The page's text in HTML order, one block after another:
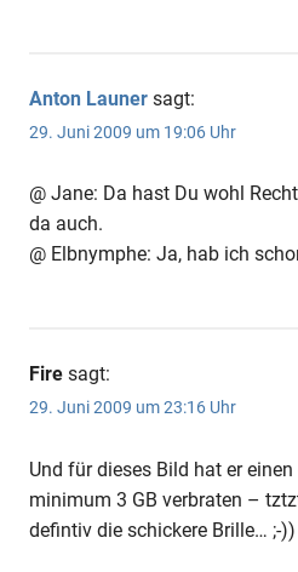
Anton Launer sagt:
29. Juni 2009 um 19:06 Uhr
@ Jane: Da hast Du wohl
da auch.
@ Elbnymphe: Ja, hab ich
Fire sagt:
29. Juni 2009 um 23:16 Uhr
Und für dieses Bild hat er
minimum 3 GB verbraten –
defintiv die schickere Brille… ;-))